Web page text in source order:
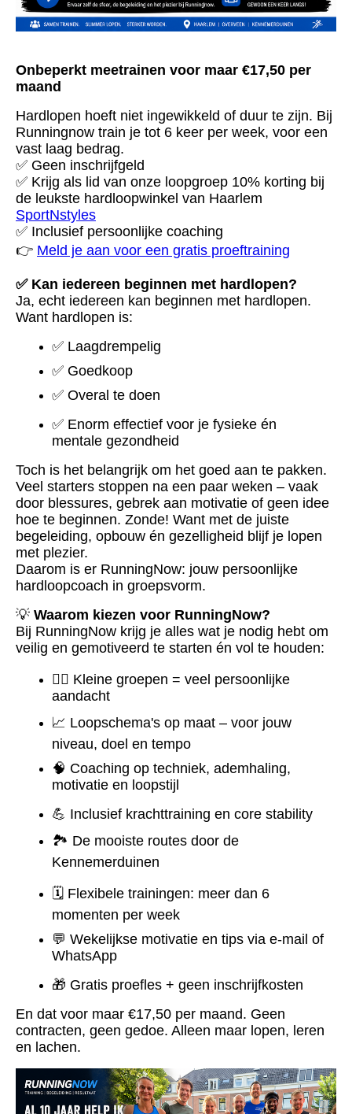
Onbeperkt meetrainen voor maar €17,50 per
maand
Hardlopen hoeft niet ingewikkeld of duur te zijn. Bij
Runningnow train je tot 6 keer per week, voor een
vast laag bedrag.
✅ Geen inschrijfgeld
✅ Krijg als lid van onze loopgroep 10% korting bij
de leukste hardloopwinkel van Haarlem
SportNstyles
✅ Inclusief persoonlijke coaching
👉 Meld je aan voor een gratis proeftraining
✅ Kan iedereen beginnen met hardlopen?
Ja, echt iedereen kan beginnen met hardlopen.
Want hardlopen is:
✅ Laagdrempelig
✅ Goedkoop
✅ Overal te doen
✅ Enorm effectief voor je fysieke én
mentale gezondheid
Toch is het belangrijk om het goed aan te pakken.
Veel starters stoppen na een paar weken – vaak
door blessures, gebrek aan motivatie of geen idee
hoe te beginnen. Zonde! Want met de juiste
begeleiding, opbouw én gezelligheid blijf je lopen
met plezier.
Daarom is er RunningNow: jouw persoonlijke
hardloopcoach in groepsvorm.
💡 Waarom kiezen voor RunningNow?
Bij RunningNow krijg je alles wat je nodig hebt om
veilig en gemotiveerd te starten én vol te houden:
🏃‍♂️ Kleine groepen = veel persoonlijke
aandacht
📈 Loopschema's op maat – voor jouw
niveau, doel en tempo
🧠 Coaching op techniek, ademhaling,
motivatie en loopstijl
💪 Inclusief krachttraining en core stability
🏞️ De mooiste routes door de
Kennemerduinen
🗓️ Flexibele trainingen: meer dan 6
momenten per week
💬 Wekelijkse motivatie en tips via e-mail of
WhatsApp
🎁 Gratis proefles + geen inschrijfkosten
En dat voor maar €17,50 per maand. Geen
contracten, geen gedoe. Alleen maar lopen, leren
en lachen.